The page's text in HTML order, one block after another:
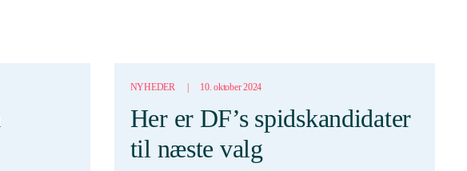
NYHEDER | 10. oktober 2024
Her er DF’s spidskandidater
til næste valg